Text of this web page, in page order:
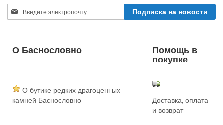
Sign
Up
Newsletter:
Подписка на новости
О Баснословно Помощь в
покупке
О бутике редких драгоценных
камней Баснословно
Доставка, оплата
и возврат